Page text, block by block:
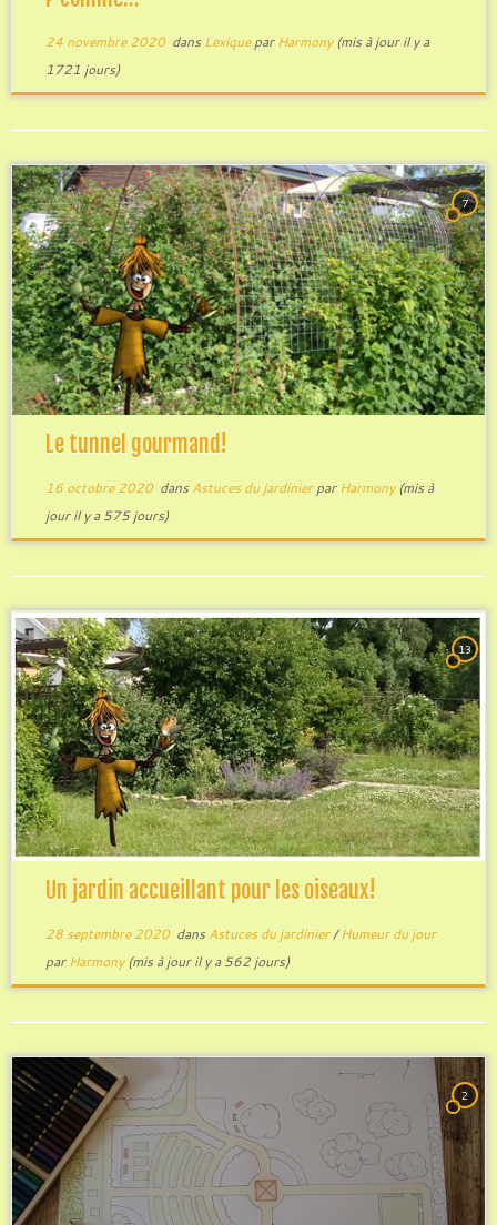
24 novembre 2020dans LexiqueparHarmony(mis à jour il y a
1721 jours)
7
Le tunnel gourmand!
16 octobre 2020dans Astuces du jardinierparHarmony(mis à
jour il y a 575 jours)
13
Un jardin accueillant pour les oiseaux!
28 septembre 2020dans Astuces du jardinier/Humeur du jour
parHarmony(mis à jour il y a 562 jours)
2